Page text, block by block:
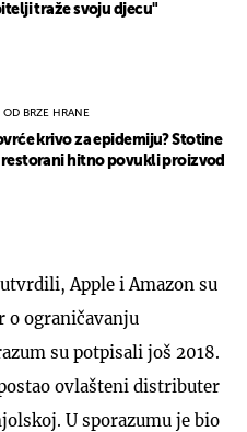
traže svoju djecu"
OD BRZE HRANE
krivo za epidemiju? Stotine
hitno povukli proizvod
Apple i Amazon su
o ograničavanju
su potpisali još 2018.
ovlašteni distributer
U sporazumu je bio